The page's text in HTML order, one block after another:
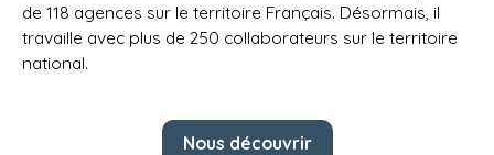
de 118 agences sur le territoire Français. Désormais, il
travaille avec plus de 250 collaborateurs sur le territoire
national.
Nous découvrir